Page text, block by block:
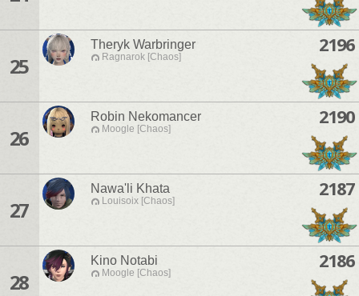
25
Theryk Warbringer
Ragnarok [Chaos]
2196
26
Robin Nekomancer
Moogle [Chaos]
2190
27
Nawa'li Khata
Louisoix [Chaos]
2187
28
Kino Notabi
Moogle [Chaos]
2186